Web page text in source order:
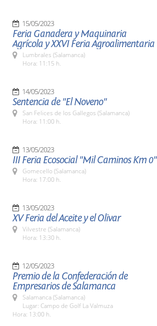
15/05/2023
Feria Ganadera y Maquinaria
Agrícola y XXVI Feria Agroalimentaria
Lumbrales (Salamanca)
Hora: 11:15 h.
14/05/2023
Sentencia de "El Noveno"
San Felices de los Gallegos (Salamanca)
Hora: 11:00 h.
13/05/2023
III Feria Ecosocial "Mil Caminos Km 0"
Gomecello (Salamanca)
Hora: 17:00 h.
13/05/2023
XV Feria del Aceite y el Olivar
Vilvestre (Salamanca)
Hora: 13:30 h.
12/05/2023
Premio de la Confederación de
Empresarios de Salamanca
Salamanca (Salamanca)
Lugar: Campo de Golf La Valmuza
Hora: 13:00 h.